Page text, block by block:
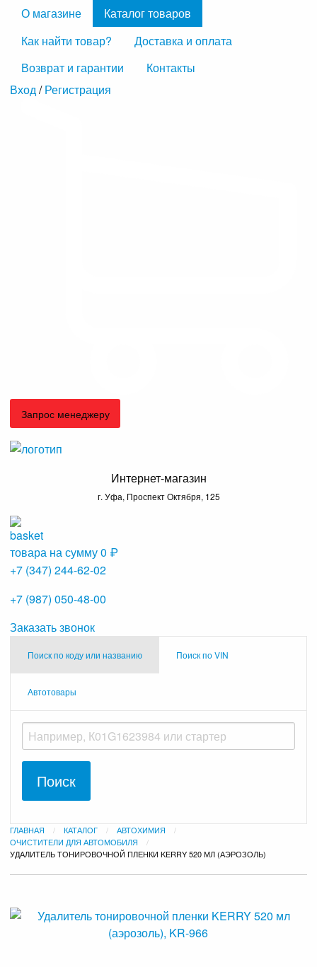
О магазине
Каталог товаров
Как найти товар?
Доставка и оплата
Возврат и гарантии
Контакты
Вход/ Регистрация
Запрос менеджеру
Интернет-магазин
г. Уфа, Проспект Октября, 125
товара на сумму0 ₽
+7 (347) 244-62-02
+7 (987) 050-48-00
Заказать звонок
Поиск по коду или названию Поиск по VIN
Автотовары
ГЛАВНАЯ КАТАЛОГ
АВТОХИМИЯ
ОЧИСТИТЕЛИ ДЛЯ АВТОМОБИЛЯ
ТЕКУЩАЯ:
УДАЛИТЕЛЬ ТОНИРОВОЧНОЙ ПЛЕНКИ KERRY 520 МЛ (АЭРОЗОЛЬ)